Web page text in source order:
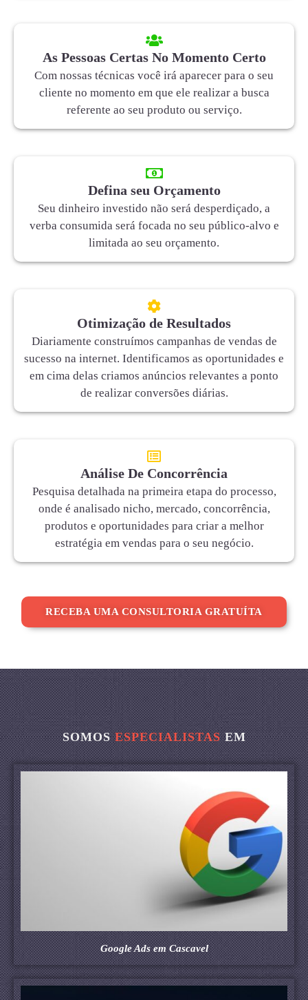
As Pessoas Certas No Momento Certo
Com nossas técnicas você irá aparecer para o seu
cliente no momento em que ele realizar a busca
referente ao seu produto ou serviço.
Defina seu Orçamento
Seu dinheiro investido não será desperdiçado, a
verba consumida será focada no seu público-alvo e
limitada ao seu orçamento.
Otimização de Resultados
Diariamente construímos campanhas de vendas de
sucesso na internet. Identificamos as oportunidades e
em cima delas criamos anúncios relevantes a ponto
de realizar conversões diárias.
Análise De Concorrência
Pesquisa detalhada na primeira etapa do processo,
onde é analisado nicho, mercado, concorrência,
produtos e oportunidades para criar a melhor
estratégia em vendas para o seu negócio.
RECEBA UMA CONSULTORIA GRATUÍTA
SOMOSESPECIALISTASEM
Google Ads em Cascavel